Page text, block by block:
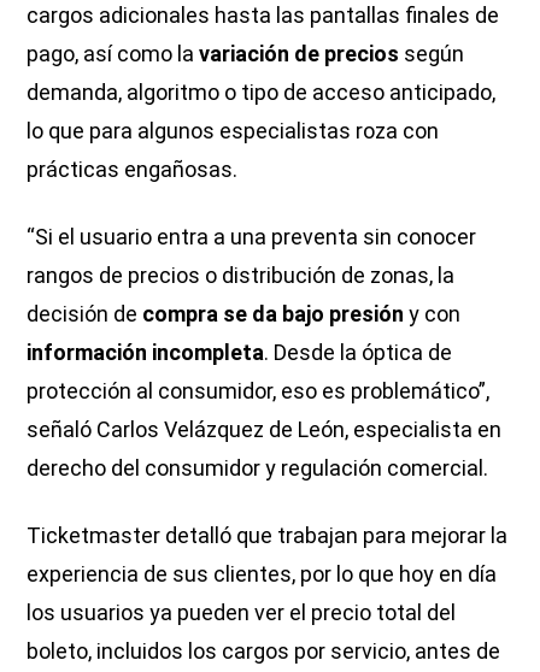
cargos adicionales hasta las pantallas finales de
pago, así como lavariación de precios según
demanda, algoritmo o tipo de acceso anticipado,
lo que para algunos especialistas roza con
prácticas engañosas.
“Si el usuario entra a una preventa sin conocer
rangos de precios o distribución de zonas, la
decisión de compra se da bajo presión y con
información incompleta. Desde la óptica de
protección al consumidor, eso es problemático”,
señaló Carlos Velázquez de León, especialista en
derecho del consumidor y regulación comercial.
Ticketmaster detalló que trabajan para mejorar la
experiencia de sus clientes, por lo que hoy en día
los usuarios ya pueden ver el precio total del
boleto, incluidos los cargos por servicio, antes de